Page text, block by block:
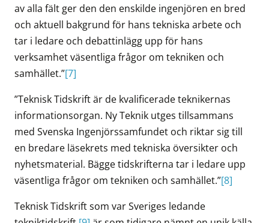
av alla fält ger den den enskilde ingenjören en bred
och aktuell bakgrund för hans tekniska arbete och
tar i ledare och debattinlägg upp för hans
verksamhet väsentliga frågor om tekniken och
samhället.”[7]
”Teknisk Tidskrift är de kvalificerade teknikernas
informationsorgan. Ny Teknik utges tillsammans
med Svenska Ingenjörssamfundet och riktar sig till
en bredare läsekrets med tekniska översikter och
nyhetsmaterial. Bägge tidskrifterna tar i ledare upp
väsentliga frågor om tekniken och samhället.”[8]
Teknisk Tidskrift som var Sveriges ledande